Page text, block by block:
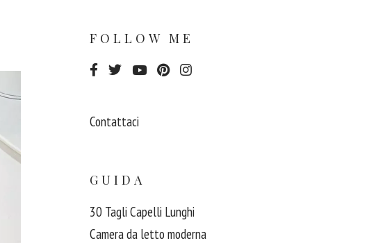
FOLLOW ME
Contattaci
GUIDA
30 Tagli Capelli Lunghi
Camera da letto moderna